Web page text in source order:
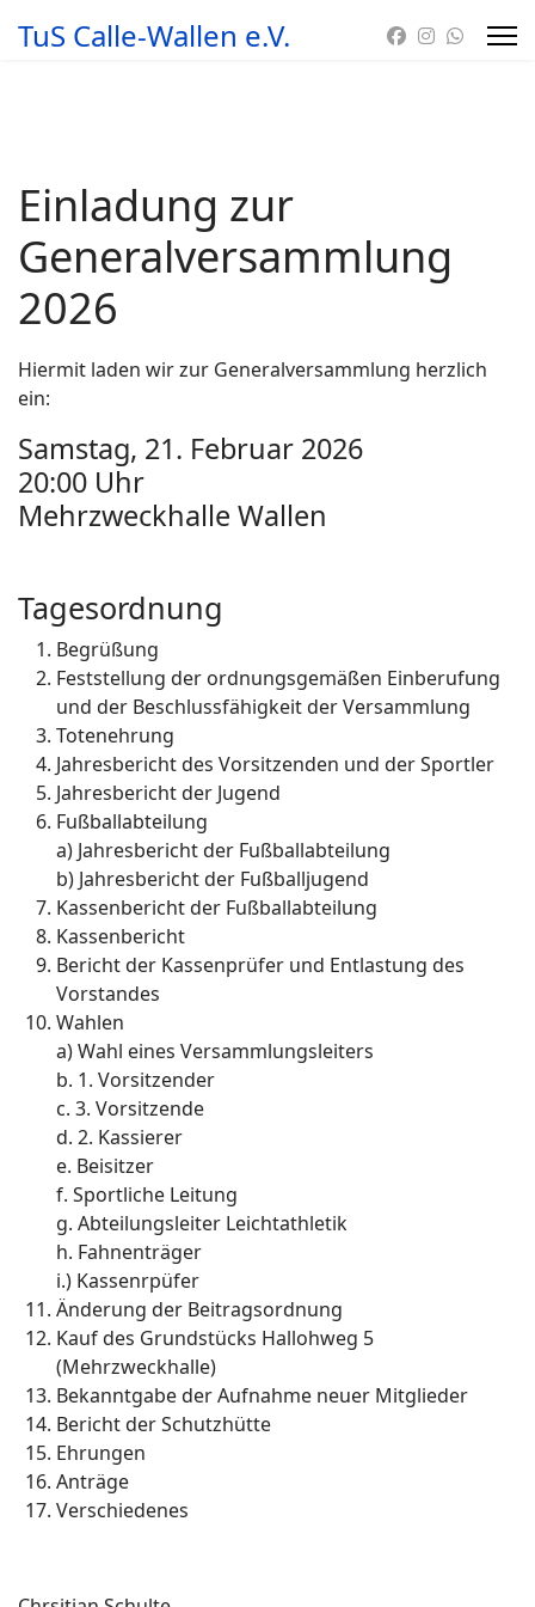
TuS Calle-Wallen e.V.
Einladung zur
Generalversammlung
2026
Hiermit laden wir zur Generalversammlung herzlich
ein:
Samstag, 21. Februar 2026
20:00 Uhr
Mehrzweckhalle Wallen
Tagesordnung
Begrüßung
Feststellung der ordnungsgemäßen Einberufung
und der Beschlussfähigkeit der Versammlung
Totenehrung
Jahresbericht des Vorsitzenden und der Sportler
Jahresbericht der Jugend
Fußballabteilung
a) Jahresbericht der Fußballabteilung
b) Jahresbericht der Fußballjugend
Kassenbericht der Fußballabteilung
Kassenbericht
Bericht der Kassenprüfer und Entlastung des
Vorstandes
Wahlen
a) Wahl eines Versammlungsleiters
b. 1. Vorsitzender
c. 3. Vorsitzende
d. 2. Kassierer
e. Beisitzer
f. Sportliche Leitung
g. Abteilungsleiter Leichtathletik
h. Fahnenträger
i.) Kassenrpüfer
Änderung der Beitragsordnung
Kauf des Grundstücks Hallohweg 5
(Mehrzweckhalle)
Bekanntgabe der Aufnahme neuer Mitglieder
Bericht der Schutzhütte
Ehrungen
Anträge
Verschiedenes